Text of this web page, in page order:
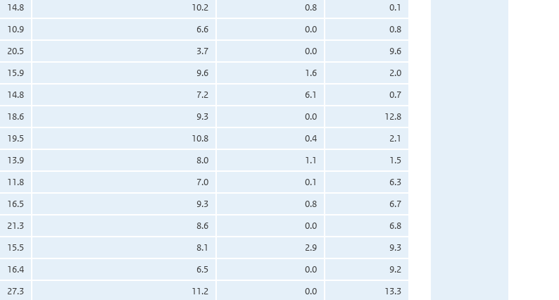
14.8 10.2 0.8
0.1
10.9 6.6 0.0
0.8
20.5 3.7 0.0
9.6
15.9 9.6 1.6
2.0
14.8 7.2 6.1
0.7
18.6 9.3 0.0
12.8
19.5 10.8 0.4
2.1
13.9 8.0 1.1
1.5
11.8 7.0 0.1
6.3
16.5 9.3 0.8
6.7
21.3 8.6 0.0
6.8
15.5 8.1 2.9
9.3
16.4 6.5 0.0
9.2
27.3 11.2 0.0
13.3